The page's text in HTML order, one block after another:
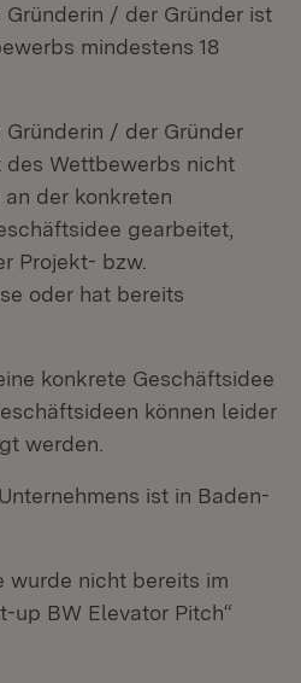
/ der Gründer ist
mindestens 18
/ der Gründer
des Wettbewerbs nicht
der konkreten
gearbeitet,
Projekt- bzw.
oder hat bereits
konkrete Geschäftsidee
können leider
werden.
ist in Baden-
wurde nicht bereits im
up BW Elevator Pitch“